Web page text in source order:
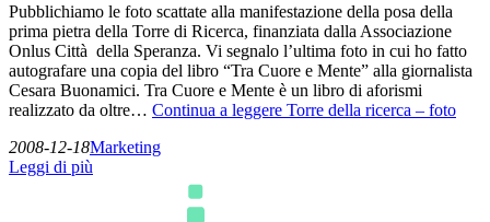
Pubblichiamo le foto scattate alla manifestazione della posa della
prima pietra della Torre di Ricerca, finanziata dalla Associazione
Onlus Città della Speranza. Vi segnalo l’ultima foto in cui ho fatto
autografare una copia del libro “Tra Cuore e Mente” alla giornalista
Cesara Buonamici. Tra Cuore e Mente è un libro di aforismi
realizzato da oltre… Continua a leggere Torre della ricerca – foto
2008-12-18Marketing
Leggi di più